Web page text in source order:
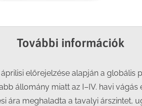
További információk
áprilisi előrejelzése alapján a
állomány miatt az I–IV. havi
ára meghaladta a tavalyi árszintet,